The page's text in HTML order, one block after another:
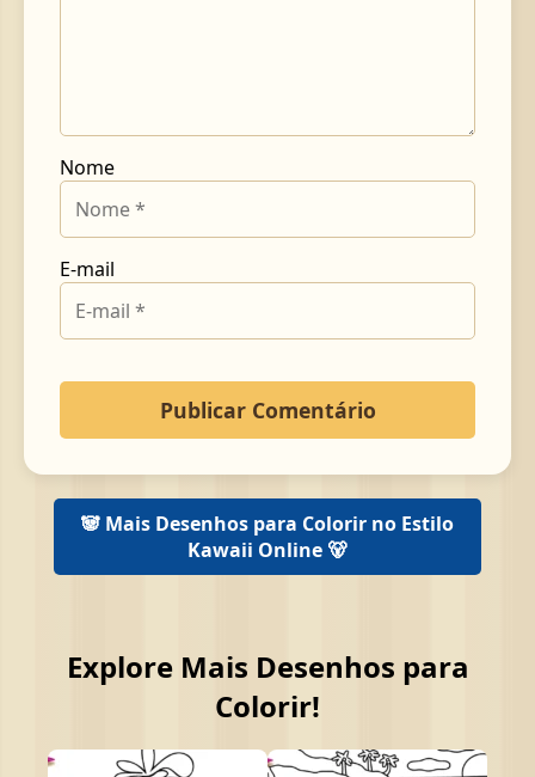
Nome
E-mail
🐼 Mais Desenhos para Colorir no Estilo
Kawaii Online 🐻
Explore Mais Desenhos para
Colorir!